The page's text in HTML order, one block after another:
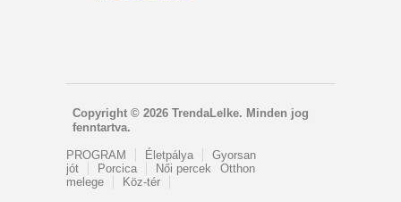
Copyright © 2026 TrendaLelke. Minden jog
fenntartva.
PROGRAM Életpálya
Gyorsan
jót
Porcica Női percek
Otthon
melege
Köz-tér